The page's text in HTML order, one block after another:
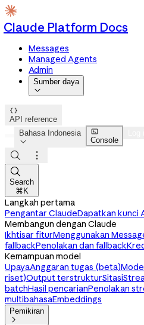
Claude Platform Docs
Messages
Managed Agents
Admin
Sumber daya


API reference
Bahasa Indonesia


Console



Search
⌘K
Langkah pertama
Pengantar ClaudeDapatkan kunci
Membangun dengan Claude
Ikhtisar fiturMenggunakan
fallbackPenolakan dan fallback
Kemampuan model
UpayaAnggaran tugas (beta)
riset)Output terstrukturSitasi
batchHasil pencarianPenolakan
multibahasaEmbeddings
Pemikiran
